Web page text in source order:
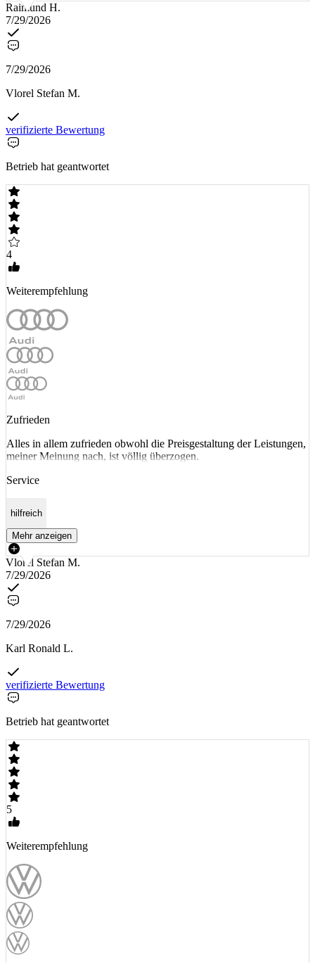
Raimund H.
7/29/2026
7/29/2026
Vlorel Stefan M.
verifizierte Bewertung
Betrieb hat geantwortet
4
Weiterempfehlung
Zufrieden
Alles in allem zufrieden obwohl die Preisgestaltung der Leistungen,
meiner Meinung nach, ist völlig überzogen.
Service
hilfreich
Mehr anzeigen
Vlorel Stefan M.
7/29/2026
7/29/2026
Karl Ronald L.
verifizierte Bewertung
Betrieb hat geantwortet
5
Weiterempfehlung